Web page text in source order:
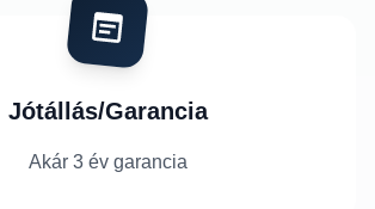
Jótállás/Garancia
Akár 3 év garancia